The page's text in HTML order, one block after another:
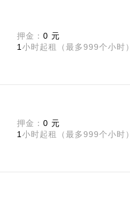
押金： 0 元
1 小时起租（最多999个小时）
押金： 0 元
1 小时起租（最多999个小时）